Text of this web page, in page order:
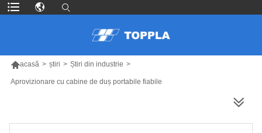
acasă > știri > Știri din industrie >
Aprovizionare cu cabine de duș portabile fiabile